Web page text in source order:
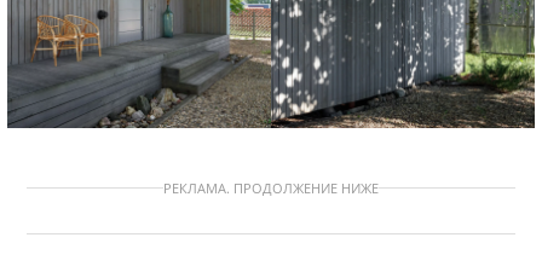
РЕКЛАМА. ПРОДОЛЖЕНИЕ НИЖЕ